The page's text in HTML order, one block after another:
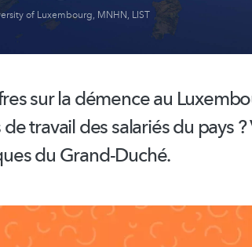
of Luxembourg, MNHN, LIST
sur la démence au
travail des salariés du pays
du Grand-Duché.